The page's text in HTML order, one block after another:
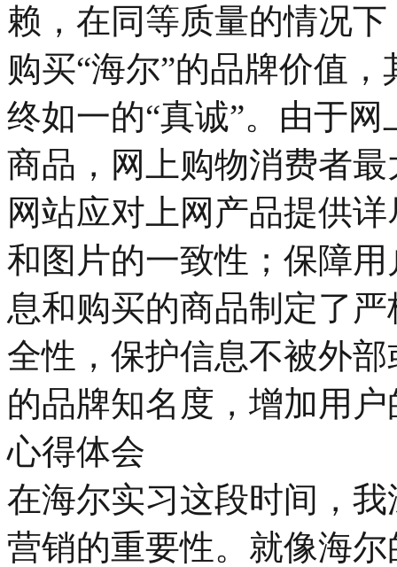
赖，在同等质量的情况
购买“海尔”的品牌价值
终如一的“真诚”。由于
商品，网上购物消费者
网站应对上网产品提供
和图片的一致性；保障
息和购买的商品制定了
全性，保护信息不被外
的品牌知名度，增加用
心得体会
在海尔实习这段时间，
营销的重要性。就像海